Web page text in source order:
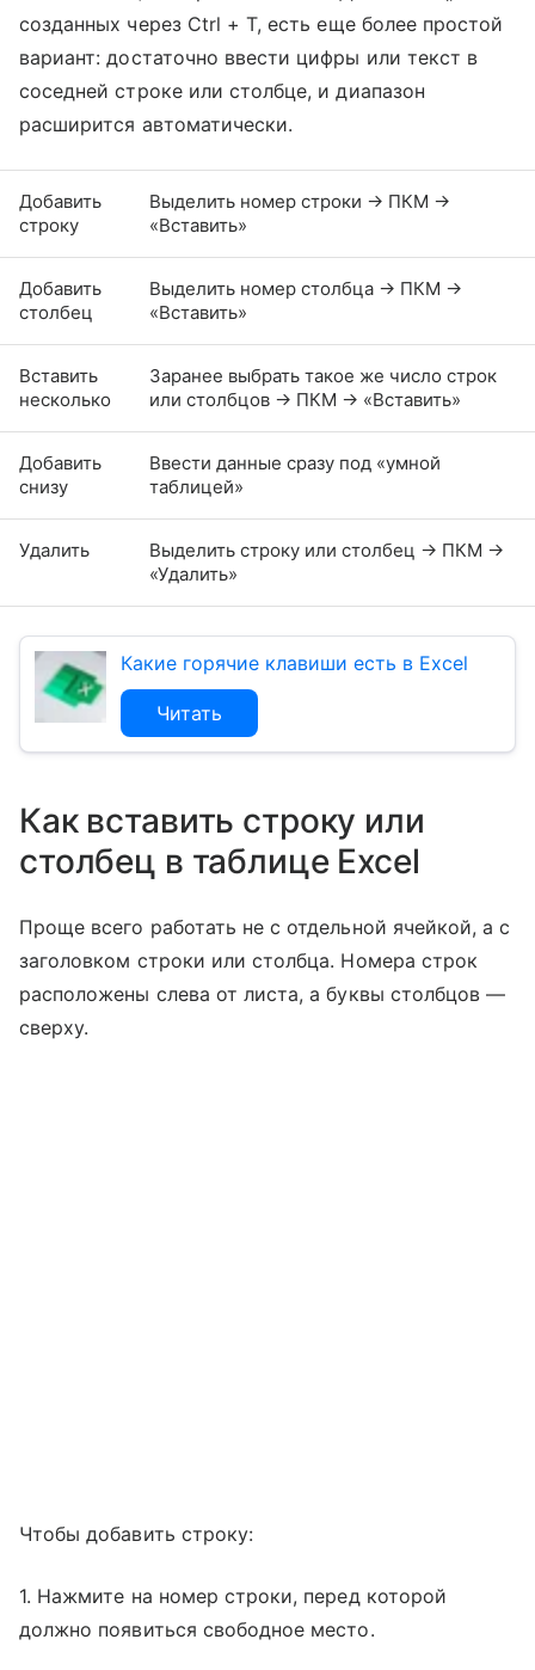
созданных через Ctrl + T, есть еще более простой
вариант: достаточно ввести цифры или текст в
соседней строке или столбце, и диапазон
расширится автоматически.
Добавить
строку
Выделить номер строки → ПКМ →
«Вставить»
Добавить
столбец
Выделить номер столбца → ПКМ →
«Вставить»
Вставить
несколько
Заранее выбрать такое же число строк
или столбцов → ПКМ → «Вставить»
Добавить
снизу
Ввести данные сразу под «умной
таблицей»
Удалить
Выделить строку или столбец → ПКМ →
«Удалить»
Какие горячие клавиши есть в Excel
Читать
Как вставить строку или
столбец в таблице Excel
Проще всего работать не с отдельной ячейкой, а с
заголовком строки или столбца. Номера строк
расположены слева от листа, а буквы столбцов —
сверху.
Чтобы добавить строку:
1. Нажмите на номер строки, перед которой
должно появиться свободное место.